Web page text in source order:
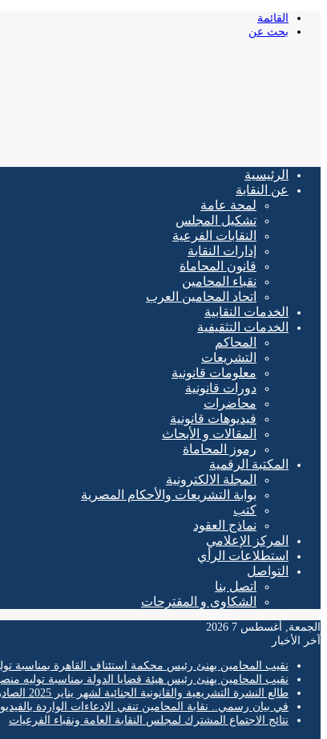
القائمة
بحث عن
الرئيسية
عن النقابة
لمحة عامة
تشكيل المجلس
النقابات الفرعية
إدارات النقابة
قانون المحاماة
نقباء المحامين
اتحاد المحامين العرب
الخدمات النقابية
الخدمات التثقيفية
المحاكم
التشريعات
معلومات قانونية
دورات قانونية
محاضرات
فيديوهات قانونية
المقالات و الأبحاث
رموز المحاماة
المكتبة الرقمية
المجلة الالكترونية
بوابة التشريعات والأحكام المصرية
كتب
نماذج العقود
المركز الإعلامي
استطلاعات الرأي
التواصل
اتصل بنا
الشكاوى و المقترحات
الجمعة, أغسطس 7 2026
آخر الأخبار
نقيب المحامين يهنئ رئيس محكمة استئناف القاهرة بمناسبة
نقيب المحامين يهنئ رئيس هيئة قضايا الدولة بمناسبة توليه
طالع النشرة التشريعية والقانونية الجنائية لشهر يناير 2025 الصادرة عن المكتب الفني لمحكمة النقض
في بيان رسمي.. نقابة المحامين تنفي الادعاءات الواردة
نتائج الاجتماع المشترك لمجلس النقابة العامة ونقباء الفرعيات